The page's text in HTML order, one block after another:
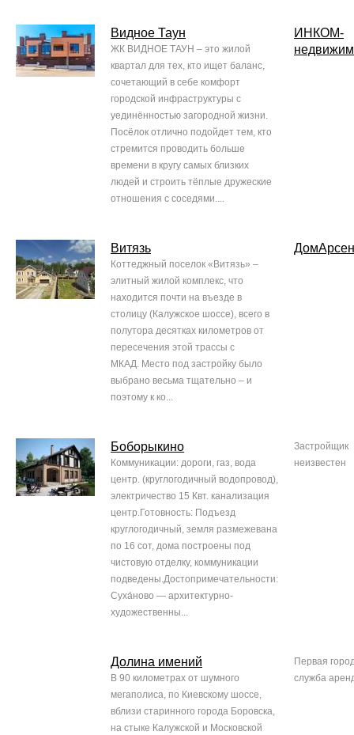
Видное Таун
ЖК ВИДНОЕ ТАУН – это жилой
квартал для тех, кто ищет баланс,
сочетающий в себе комфорт
городской инфраструктуры с
уединённостью загородной жизни.
Посёлок отлично подойдет тем, кто
стремится проводить больше
времени в кругу самых близких
людей и строить тёплые дружеские
отношения с соседями....
ИНКОМ-
Витязь
Коттеджный поселок «Витязь» –
элитный жилой комплекс, что
находится почти на въезде в
столицу (Калужское шоссе), всего в
полутора десятках километров от
пересечения этой трассы с
МКАД. Место под застройку было
выбрано весьма тщательно – и
поэтому к ко...
Боборыкино
Коммуникации: дороги, газ, вода
центр. (круглогодичный водопровод),
электричество 15 Квт. канализация
центр.Готовность: Подъезд
круглогодичный, земля размежевана
по 16 сот, дома построены под
чистовую отделку, коммуникации
подведены.Достопримечательности:
Суха́ново — архитектурно-
художественны...
Застройщик
неизвестен
Долина имений
В 90 километрах от шумного
мегаполиса, по Киевскому шоссе,
вблизи старинного города Боровска,
на стыке Калужской и Московской
Первая
служба